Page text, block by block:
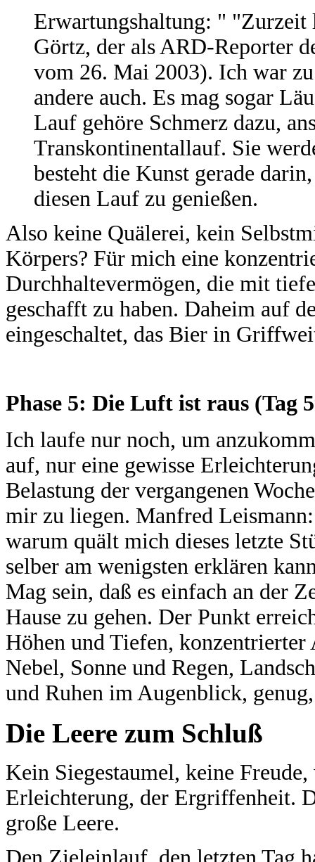
Erwartungshaltung: "
Görtz, der als ARD-Reporter
vom 26. Mai 2003). Ich war
andere auch. Es mag sogar
Lauf gehöre Schmerz dazu,
Transkontinentallauf. Sie
besteht die Kunst gerade
diesen Lauf zu genießen.
Also keine Quälerei, kein
Körpers? Für mich eine
Durchhaltevermögen, die mit
geschafft zu haben. Daheim auf
eingeschaltet, das Bier in
Phase 5: Die Luft ist raus (Tag
Ich laufe nur noch, um
auf, nur eine gewisse
Belastung der vergangenen
mir zu liegen. Manfred
warum quält mich dieses letzte
selber am wenigsten erklären
Mag sein, daß es einfach an der
Hause zu gehen. Der Punkt
Höhen und Tiefen,
Nebel, Sonne und Regen,
und Ruhen im Augenblick,
Die Leere zum Schluß
Kein Siegestaumel, keine
Erleichterung, der Ergriffenheit.
große Leere.